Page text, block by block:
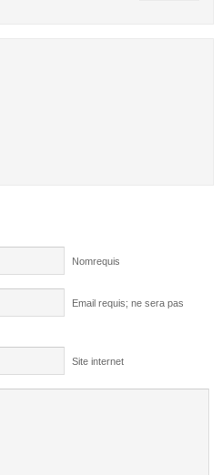
Nomrequis
Email requis; ne sera pas
Site internet